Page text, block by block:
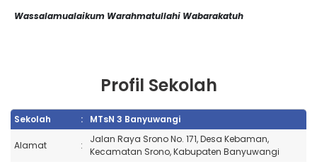
Wassalamualaikum Warahmatullahi Wabarakatuh
Profil Sekolah
Sekolah : MTsN 3 Banyuwangi
Alamat :
Jalan Raya Srono No. 171, Desa Kebaman,
Kecamatan Srono, Kabupaten Banyuwangi